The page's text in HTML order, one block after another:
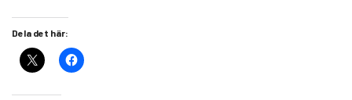
Dela det här: